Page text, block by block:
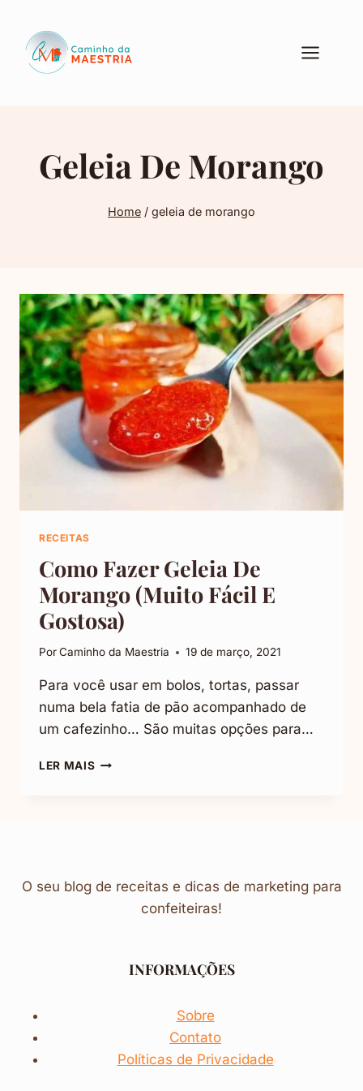
Conteúdo
Geleia De Morango
Home / geleia de morango
RECEITAS
Como Fazer Geleia De
Morango (Muito Fácil E
Gostosa)
PorCaminho da Maestria 19 de março, 2021
Para você usar em bolos, tortas, passar
numa bela fatia de pão acompanhado de
um cafezinho… São muitas opções para…
LER MAISCOMO
E
O seu blog de receitas e dicas de marketing para
confeiteiras!
INFORMAÇÕES
Sobre
Contato
Políticas de Privacidade